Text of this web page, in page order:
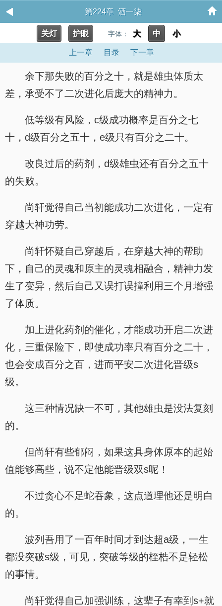
第224章 酒一柒
关灯 护眼 字体： 大 中 小
上一章 目录 下一章
余下那失败的百分之十，就是雄虫体质太
差，承受不了二次进化后庞大的精神力。
低等级有风险，c级成功概率是百分之七
十，d级百分之五十，e级只有百分之二十。
改良过后的药剂，d级雄虫还有百分之五十
的失败。
尚轩觉得自己当初能成功二次进化，一定有
穿越大神功劳。
尚轩怀疑自己穿越后，在穿越大神的帮助
下，自己的灵魂和原主的灵魂相融合，精神力发
生了变异，然后自己又误打误撞利用三个月增强
了体质。
加上进化药剂的催化，才能成功开启二次进
化，三重保险下，即使成功率只有百分之二十，
也会变成百分之百，进而平安二次进化晋级s
级。
这三种情况缺一不可，其他雄虫是没法复刻
的。
但尚轩有些郁闷，如果这具身体原本的起始
值能够高些，说不定他能晋级双s呢！
不过贪心不足蛇吞象，这点道理他还是明白
的。
波列吾用了一百年时间才到达超a级，一生
都没突破s级，可见，突破等级的桎梏不是轻松
的事情。
尚轩觉得自己加强训练，这辈子有幸到s+就